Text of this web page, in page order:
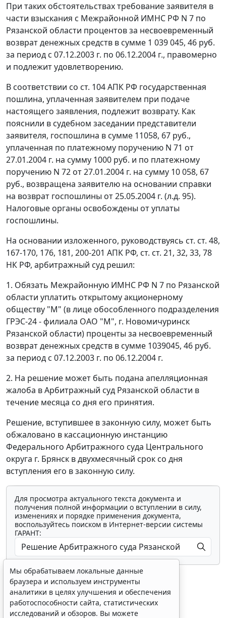
При таких обстоятельствах требование заявителя в
части взыскания с Межрайонной ИМНС РФ N 7 по
Рязанской области процентов за несвоевременный
возврат денежных средств в сумме 1 039 045, 46 руб.
за период с 07.12.2003 г. по 06.12.2004 г., правомерно
и подлежит удовлетворению.
В соответствии со ст. 104АПК РФ государственная
пошлина, уплаченная заявителем при подаче
настоящего заявления, подлежит возврату. Как
пояснили в судебном заседании представители
заявителя, госпошлина в сумме 11058, 67 руб.,
уплаченная по платежному поручению N 71 от
27.01.2004 г. на сумму 1000 руб. и по платежному
поручению N 72 от 27.01.2004 г. на сумму 10 058, 67
руб., возвращена заявителю на основании справки
на возврат госпошлины от 25.05.2004 г. (л.д. 95).
Налоговые органы освобождены от уплаты
госпошлины.
На основании изложенного, руководствуясь ст. ст. 48,
167-170, 176, 181, 200-201 АПК РФ, ст. ст. 21, 32, 33, 78
НК РФ, арбитражный суд решил:
1. Обязать Межрайонную ИМНС РФ N 7 по Рязанской
области уплатить открытому акционерному
обществу "М" (в лице обособленного подразделения
ГРЭС-24 - филиала ОАО "М", г. Новомичуринск
Рязанской области) проценты за несвоевременный
возврат денежных средств в сумме 1039045, 46 руб.
за период с 07.12.2003 г. по 06.12.2004 г.
2. На решение может быть подана апелляционная
жалоба в Арбитражный суд Рязанской области в
течение месяца со дня его принятия.
Решение, вступившее в законную силу, может быть
обжаловано в кассационную инстанцию
Федерального Арбитражного суда Центрального
округа г. Брянск в двухмесячный срок со дня
вступления его в законную силу.
Для просмотра актуального текста документа и
получения полной информации о вступлении в силу,
изменениях и порядке применения документа,
воспользуйтесь поиском в Интернет-версии системы
ГАРАНТ:
Показать все материалы
Мы обрабатываем локальные данные
браузера и используем инструменты
аналитики в целях улучшения и обеспечения
работоспособности сайта, статистических
исследований и обзоров. Вы можете